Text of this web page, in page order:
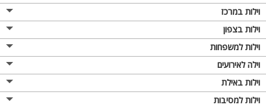
וילות במרכז
וילות בצפון
וילות למשפחות
וילה לאירועים
וילות באילת
וילות למסיבות